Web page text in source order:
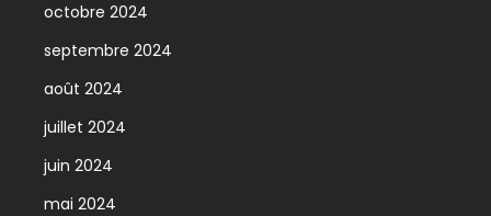
octobre 2024
septembre 2024
août 2024
juillet 2024
juin 2024
mai 2024